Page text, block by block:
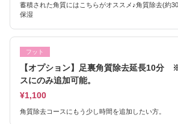
蓄積された角質にはこちらがオススメ♪角質除去(約
保湿
フット
【オプション】足裏角質除去延長10分
スにのみ追加可能。
¥1,100
角質除去コースにもう少し時間を追加したい方。